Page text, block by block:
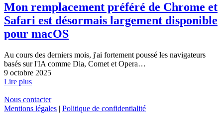
Mon remplacement préféré de Chrome et
Safari est désormais largement disponible
pour macOS
Au cours des derniers mois, j'ai fortement poussé les navigateurs
basés sur l'IA comme Dia, Comet et Opera…
9 octobre 2025
Lire plus
Nous contacter
Mentions légales | Politique de confidentialité